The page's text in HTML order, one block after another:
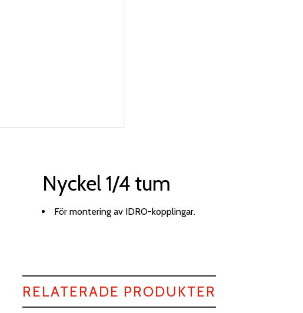
Nyckel 1/4 tum
För montering av IDRO-kopplingar.
RELATERADE PRODUKTER